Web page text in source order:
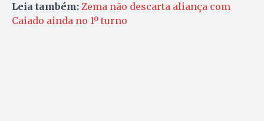
Leia também: Zema não descarta aliança com
Caiado ainda no 1º turno